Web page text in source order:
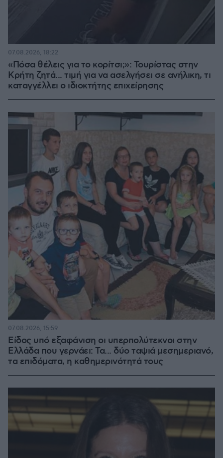
«Πόσα θέλεις για το κορίτσι;»: Τουρίστας στην
Κρήτη ζητά... τιμή για να ασελγήσει σε ανήλικη, τι
καταγγέλλει ο ιδιοκτήτης επιχείρησης
07.08.2026, 18:22
Είδος υπό εξαφάνιση οι υπερπολύτεκνοι στην
Ελλάδα που γερνάει: Τα... δύο ταψιά μεσημεριανό,
τα επιδόματα, η καθημερινότητά τους
07.08.2026, 15:59